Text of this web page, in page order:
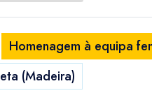
Homenagem à equipa
(Madeira)